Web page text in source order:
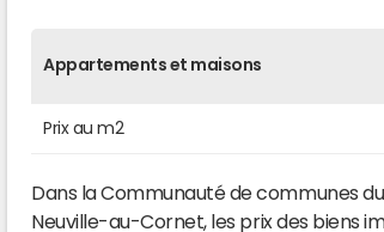
Appartements et maisons
Prix au m2
Dans la Communauté de communes
Neuville-au-Cornet, les prix des biens